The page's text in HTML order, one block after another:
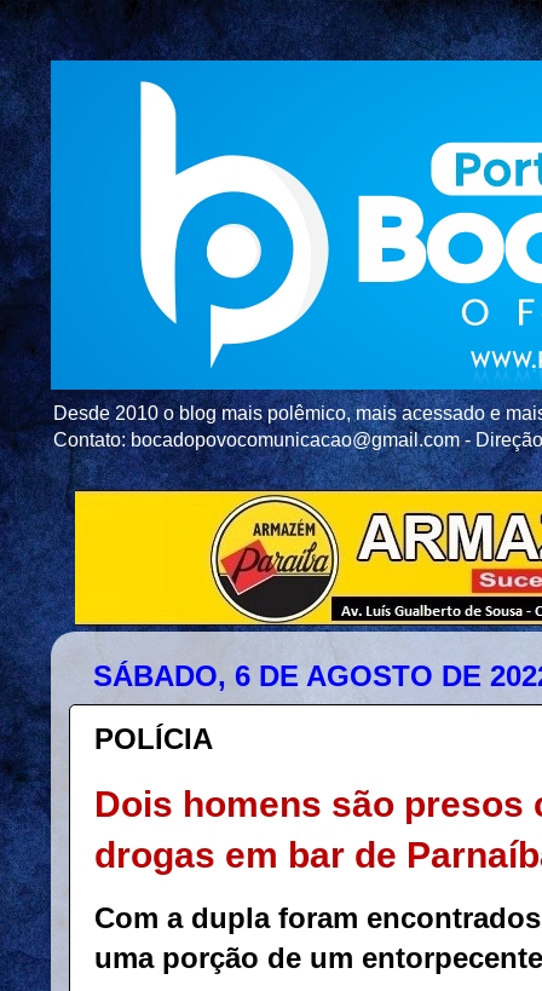
Desde 2010 o blog mais polêmico, mais acessado e
Contato: bocadopovocomunicacao@gmail.com -
SÁBADO, 6 DE AGOSTO DE
POLÍCIA
Dois homens são presos
drogas em bar de
Com a dupla foram
uma porção de um